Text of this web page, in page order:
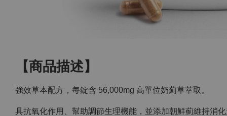
【商品描述】
強效草本配方，每錠含 56,000mg 高單位奶薊草萃取。
具抗氧化作用、幫助調節生理機能，並添加朝鮮薊維持消